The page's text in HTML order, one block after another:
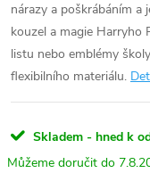
nárazy a poškrábáním a
kouzel a magie Harryho
listu nebo emblémy
flexibilního materiálu.
Skladem - hned k